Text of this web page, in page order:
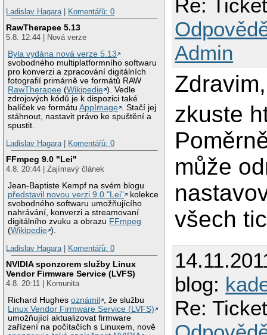
Ladislav Hagara| Komentářů: 0
RawTherapee 5.13
5.8. 12:44 | Nová verze
Byla vydána nová verze 5.13
svobodného multiplatformního softwaru
pro konverzi a zpracování digitálních
fotografií primárně ve formátů RAW
RawTherapee (Wikipedie ). Vedle
zdrojových kódů je k dispozici také
balíček ve formátuAppImage . Stačí jej
stáhnout, nastavit právo ke spuštění a
spustit.
Ladislav Hagara| Komentářů: 0
FFmpeg 9.0 "Lei"
4.8. 20:44 | Zajímavý článek
Jean-Baptiste Kempf na svém blogu
představil novou verzi 9.0 "Lei"
kolekce
svobodného softwaru umožňujícího
nahrávání, konverzi a streamovaní
digitálního zvuku a obrazu FFmpeg
(Wikipedie ).
Ladislav Hagara| Komentářů: 0
NVIDIA sponzorem služby Linux
Vendor Firmware Service (LVFS)
4.8. 20:11 | Komunita
Richard Hughesoznámil
, že službu
Linux Vendor Firmware Service (LVFS)
umožňující aktualizovat firmware
zařízení na počítačích s Linuxem, nově
Re:
Admin
Zdravim,
zkuste
může
všech
blog:
Re: